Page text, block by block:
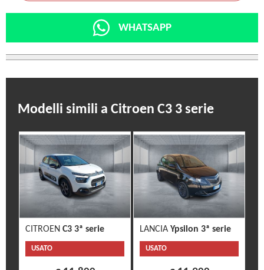
WHATSAPP
Modelli simili a Citroen C3 3 serie
CITROEN C3 3ª serie
USATO
LANCIA Ypsilon 3ª serie
USATO